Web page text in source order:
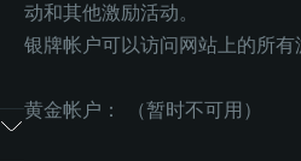
动和其他激励活动。
银牌帐户可以访问网站上的所有
黄金帐户： （暂时不可用）